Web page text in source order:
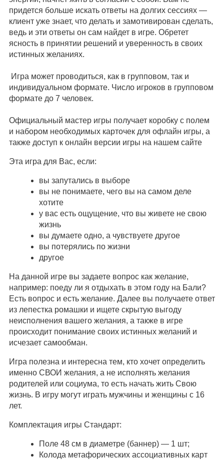
придется больше искать ответы на долгих сессиях —
клиент уже знает, что делать и замотивирован сделать,
ведь и эти ответы он сам найдет в игре. Обретет
ясность в принятии решений и уверенность в своих
истинных желаниях.
Игра может проводиться, как в групповом, так и
индивидуальном формате. Число игроков в групповом
формате до 7 человек.
Официальный мастер игры получает коробку с полем
и набором необходимых карточек для офлайн игры, а
также доступ к онлайн версии игры на нашем сайте
Эта игра для Вас, если:
вы запутались в выборе
вы не понимаете, чего вы на самом деле
хотите
у вас есть ощущение, что вы живете не свою
жизнь
вы думаете одно, а чувствуете другое
вы потерялись по жизни
другое
На данной игре вы задаете вопрос как желание,
например: поеду ли я отдыхать в этом году на Бали?
Есть вопрос и есть желание. Далее вы получаете ответ
из лепестка ромашки и ищете скрытую выгоду
неисполнения вашего желания, а также в игре
происходит понимание своих истинных желаний и
исчезает самообман.
Игра полезна и интересна тем, кто хочет определить
именно СВОИ желания, а не исполнять желания
родителей или социума, то есть начать жить Свою
жизнь. В игру могут играть мужчины и женщины с 16
лет.
Комплектация игры Стандарт:
Поле 48 см в диаметре (баннер) — 1 шт;
Колода метафорических ассоциативных карт